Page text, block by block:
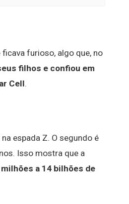
furioso, algo que, no
filhos e confiou em
Cell.
espada Z. O segundo é
Isso mostra que a
milhões a 14 bilhões de